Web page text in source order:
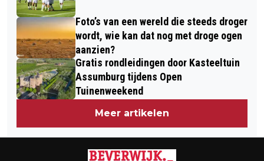
Foto’s van een wereld die steeds droger
wordt, wie kan dat nog met droge ogen
aanzien?
Gratis rondleidingen door Kasteeltuin
Assumburg tijdens Open
Tuinenweekend
Meer artikelen